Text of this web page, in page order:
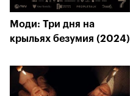
Моди: Три дня на
крыльях безумия (2024)